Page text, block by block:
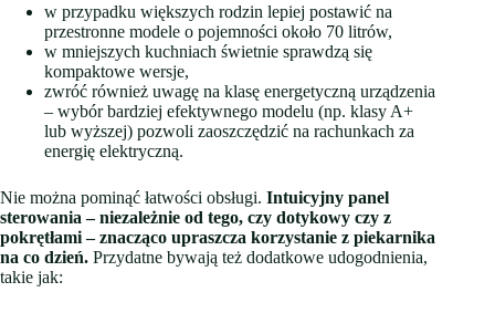
w przypadku większych rodzin lepiej postawić na
przestronne modele o pojemności około 70 litrów,
w mniejszych kuchniach świetnie sprawdzą się
kompaktowe wersje,
zwróć również uwagę na klasę energetyczną urządzenia
– wybór bardziej efektywnego modelu (np. klasy A+
lub wyższej) pozwoli zaoszczędzić na rachunkach za
energię elektryczną.
Nie można pominąć łatwości obsługi. Intuicyjny panel
sterowania – niezależnie od tego, czy dotykowy czy z
pokrętłami – znacząco upraszcza korzystanie z piekarnika
na co dzień. Przydatne bywają też dodatkowe udogodnienia,
takie jak: